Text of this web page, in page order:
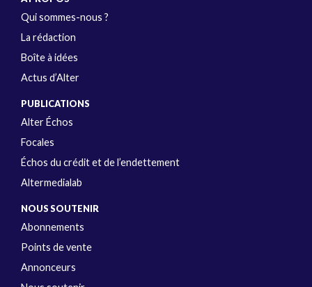
Qui sommes-nous ?
La rédaction
Boîte à idées
Actus d’Alter
PUBLICATIONS
Alter Échos
Focales
Échos du crédit et de l’endettement
Altermedialab
NOUS SOUTENIR
Abonnements
Points de vente
Annonceurs